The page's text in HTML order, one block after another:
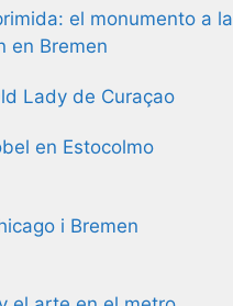
el monumento a la
en Bremen
Lady de Curaçao
en Estocolmo
i Bremen